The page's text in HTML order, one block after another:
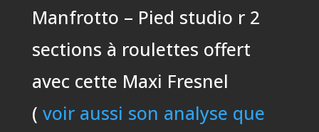
Manfrotto – Pied studio r 2
sections à roulettes offert
avec cette Maxi Fresnel
( voir aussi son analyse que